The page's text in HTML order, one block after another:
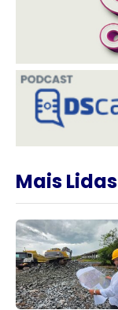
Mais Lidas